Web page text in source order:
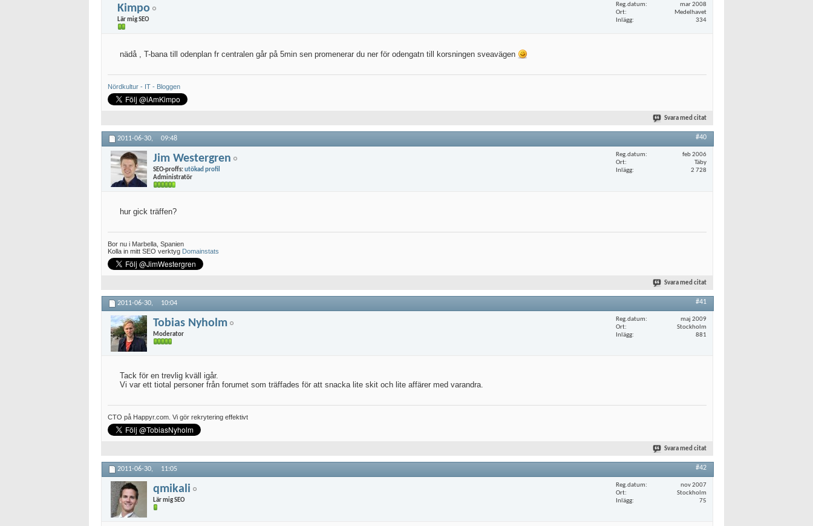
Kimpo
Lär mig SEO
Reg.datum
mar 2008
Ort
Medelhavet
Inlägg
334
nädå , T-bana till odenplan fr centralen går på 5min sen promenerar du ner för odengatn till korsningen sveavägen
Nördkultur - IT - Bloggen
Svara med citat
2011-06-30, 09:48 #40
Jim Westergren
SEO-proffs:utökad profil
Administratör
Reg.datum
feb 2006
Ort
Täby
Inlägg
2 728
hur gick träffen?
Bor nu i Marbella, Spanien
Kolla in mitt SEO verktyg Domainstats
Svara med citat
2011-06-30, 10:04 #41
Tobias Nyholm
Moderator
Reg.datum
maj 2009
Ort
Stockholm
Inlägg
881
Tack för en trevlig kväll igår.
Vi var ett tiotal personer från forumet som träffades för att snacka lite skit och lite affärer med varandra.
CTO på Happyr.com. Vi gör rekrytering effektivt
Svara med citat
2011-06-30, 11:05 #42
qmikali
Lär mig SEO
Reg.datum
nov 2007
Ort
Stockholm
Inlägg
75